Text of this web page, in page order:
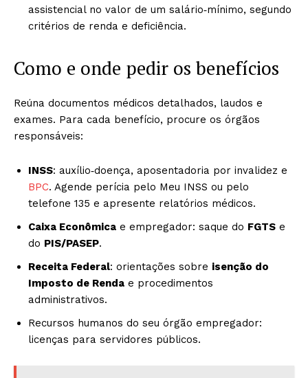
assistencial no valor de um salário‑mínimo, segundo
critérios de renda e deficiência.
Como e onde pedir os benefícios
Reúna documentos médicos detalhados, laudos e
exames. Para cada benefício, procure os órgãos
responsáveis:
INSS: auxílio‑doença, aposentadoria por invalidez e
BPC. Agende perícia pelo Meu INSS ou pelo
telefone 135 e apresente relatórios médicos.
Caixa Econômica e empregador: saque do FGTS e
do PIS/PASEP.
Receita Federal: orientações sobre isenção do
Imposto de Renda e procedimentos
administrativos.
Recursos humanos do seu órgão empregador:
licenças para servidores públicos.